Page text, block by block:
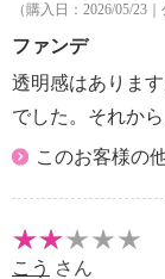
（購入日：2026/05/23
ファンデ
透明感はありま
でした。それか
このお客様の
こう さん